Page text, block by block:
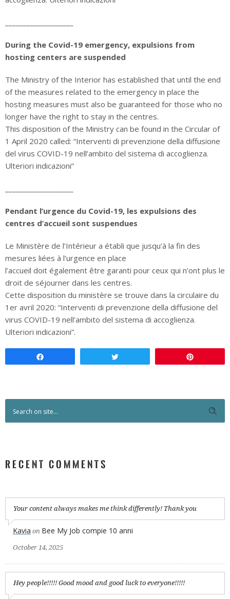
During the Covid-19 emergency, expulsions from
hosting centers are suspended
The Ministry of the Interior has established that until the end
of the measures related to the emergency in place the
hosting measures must also be guaranteed for those who no
longer have the right to stay in the centres.
This disposition of the Ministry can be found in the Circular of
1 April 2020 called: “Interventi di prevenzione della diffusione
del virus COVID-19 nell’ambito del sistema di accoglienza.
Ulteriori indicazioni”
Pendant l’urgence du Covid-19, les expulsions des
centres d’accueil sont suspendues
Le Ministère de l’Intérieur a établi que jusqu’à la fin des
mesures liées à l’urgence en place
l’accueil doit également être garanti pour ceux qui n’ont plus le
droit de séjourner dans les centres.
Cette disposition du ministère se trouve dans la circulaire du
1er avril 2020: “Interventi di prevenzione della diffusione del
virus COVID-19 nell’ambito del sistema di accoglienza.
Ulteriori indicazioni”.
RECENT COMMENTS
Your content always makes me think differently! Thank you
Kavia on Bee My Job compie 10 anni
October 14, 2025
Hey people!!!!! Good mood and good luck to everyone!!!!!